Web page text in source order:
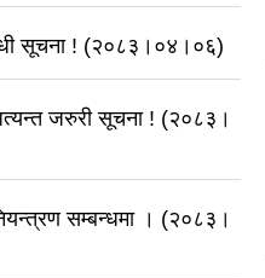
सूचना ! (२०८३।०४।०६)
जरुरी सूचना ! (२०८३।
सम्बन्धमा । (२०८३।